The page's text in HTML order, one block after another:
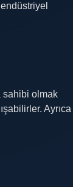
sahibi olmak
Ayrıca